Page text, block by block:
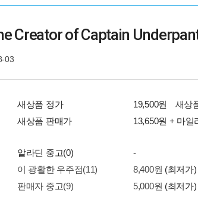
Creator of Captain
03
새상품 정가 19,500원
새상
새상품 판매가
13,650원 + 마일
알라딘 중고(0)
-
이 광활한 우주점(11)
8,400원 (최저가)
판매자 중고(9)
5,000원 (최저가)